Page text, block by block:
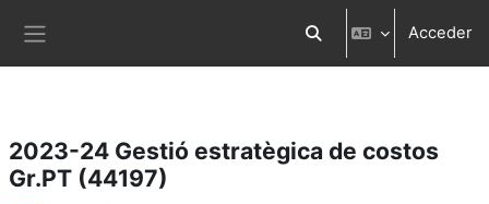
Salta al contenido principal Selector de búsqueda
Acceder
2023-24 Gestió estratègica de costos
Gr.PT (44197)